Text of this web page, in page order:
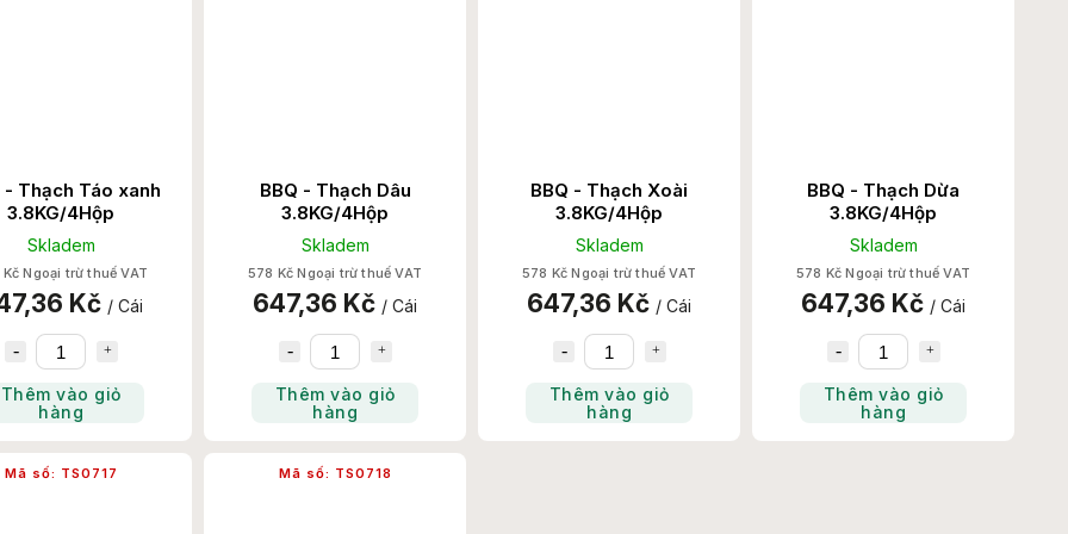
- Thạch Táo xanh
3.8KG/4Hộp
Skladem
Ngoại trừ thuế VAT
Kč / Cái
Thêm vào giỏ
hàng
BBQ - Thạch Dâu
3.8KG/4Hộp
Skladem
578 Kč Ngoại trừ thuế VAT
647,36 Kč / Cái
Thêm vào giỏ
hàng
BBQ - Thạch Xoài
3.8KG/4Hộp
Skladem
578 Kč Ngoại trừ thuế VAT
647,36 Kč / Cái
Thêm vào giỏ
hàng
BBQ - Thạch Dừa
3.8KG/4Hộp
Skladem
578 Kč Ngoại trừ thuế VAT
647,36 Kč / Cái
Thêm vào giỏ
hàng
Mã số: TS0717 Mã số: TS0718